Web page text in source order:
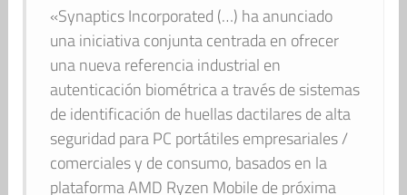
«Synaptics Incorporated (…) ha anunciado
una iniciativa conjunta centrada en ofrecer
una nueva referencia industrial en
autenticación biométrica a través de sistemas
de identificación de huellas dactilares de alta
seguridad para PC portátiles empresariales /
comerciales y de consumo, basados en la
plataforma AMD Ryzen Mobile de próxima